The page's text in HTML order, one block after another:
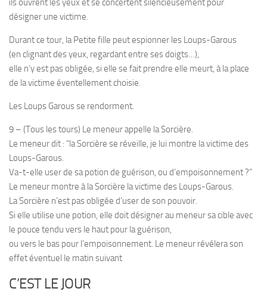
ils ouvrent les yeux et se concertent silencieusement pour
désigner une victime.
Durant ce tour, la Petite fille peut espionner les Loups-Garous
(en clignant des yeux, regardant entre ses doigts…),
elle n’y est pas obligée, si elle se fait prendre elle meurt, à la place
de la victime éventellement choisie.
Les Loups Garous se rendorment.
9 – (Tous les tours) Le meneur appelle la Sorcière.
Le meneur dit : “la Sorcière se réveille, je lui montre la victime des
Loups-Garous.
Va-t-elle user de sa potion de guérison, ou d’empoisonnement ?”
Le meneur montre à la Sorcière la victime des Loups-Garous.
La Sorcière n’est pas obligée d’user de son pouvoir.
Si elle utilise une potion, elle doit désigner au meneur sa cible avec
le pouce tendu vers le haut pour la guérison,
ou vers le bas pour l’empoisonnement. Le meneur révélera son
effet éventuel le matin suivant
C’EST LE JOUR